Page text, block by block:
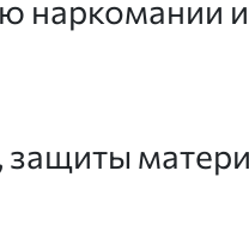
наркомании